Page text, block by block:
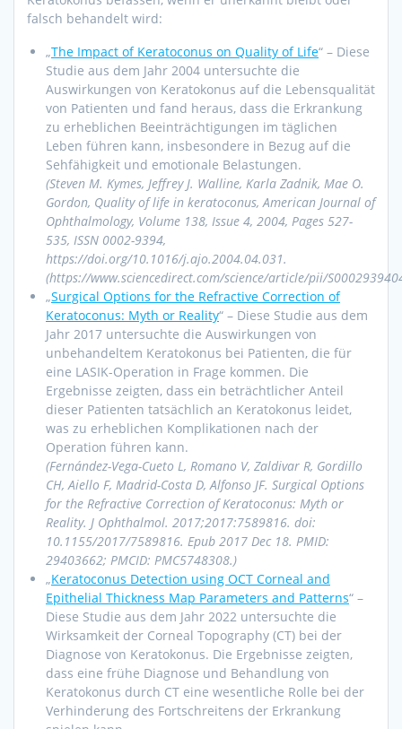
falsch behandelt wird:
„The Impact of Keratoconus on Quality of Life“ – Diese
Studie aus dem Jahr 2004 untersuchte die
Auswirkungen von Keratokonus auf die Lebensqualität
von Patienten und fand heraus, dass die Erkrankung
zu erheblichen Beeinträchtigungen im täglichen
Leben führen kann, insbesondere in Bezug auf die
Sehfähigkeit und emotionale Belastungen.
(Steven M. Kymes, Jeffrey J. Walline, Karla Zadnik, Mae O.
Gordon, Quality of life in keratoconus, American Journal of
Ophthalmology, Volume 138, Issue 4, 2004, Pages 527-
535, ISSN 0002-9394,
https://doi.org/10.1016/j.ajo.2004.04.031.
(https://www.sciencedirect.com/science/article/pii/
„Surgical Options for the Refractive Correction of
Keratoconus: Myth or Reality“ – Diese Studie aus dem
Jahr 2017 untersuchte die Auswirkungen von
unbehandeltem Keratokonus bei Patienten, die für
eine LASIK-Operation in Frage kommen. Die
Ergebnisse zeigten, dass ein beträchtlicher Anteil
dieser Patienten tatsächlich an Keratokonus leidet,
was zu erheblichen Komplikationen nach der
Operation führen kann.
(Fernández-Vega-Cueto L, Romano V, Zaldivar R, Gordillo
CH, Aiello F, Madrid-Costa D, Alfonso JF. Surgical Options
for the Refractive Correction of Keratoconus: Myth or
Reality. J Ophthalmol. 2017;2017:7589816. doi:
10.1155/2017/7589816. Epub 2017 Dec 18. PMID:
29403662; PMCID: PMC5748308.)
„Keratoconus Detection using OCT Corneal and
Epithelial Thickness Map Parameters and Patterns“ –
Diese Studie aus dem Jahr 2022 untersuchte die
Wirksamkeit der Corneal Topography (CT) bei der
Diagnose von Keratokonus. Die Ergebnisse zeigten,
dass eine frühe Diagnose und Behandlung von
Keratokonus durch CT eine wesentliche Rolle bei der
Verhinderung des Fortschreitens der Erkrankung